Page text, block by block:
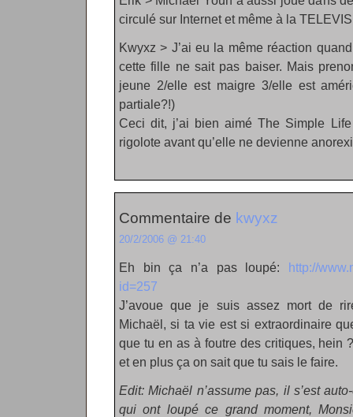
circulé sur Internet et même à la
Kwyxz > J’ai eu la même réaction
cette fille ne sait pas baiser. Mais
jeune 2/elle est maigre 3/elle est
partiale?!)
Ceci dit, j’ai bien aimé The Simple
rigolote avant qu’elle ne devienne
Commentaire de kwyxz
20/2/2006 @ 21:40
Eh bin ça n’a pas loupé: http://
id=257
J’avoue que je suis assez mort de
Michaël, si ta vie est si extraordinaire
que tu en as à foutre des critiques, hein
et en plus ça on sait que tu sais le faire.
Edit: Michaël n’assume pas, il s’est
qui ont loupé ce grand moment,